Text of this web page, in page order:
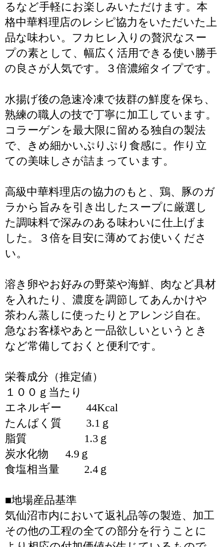
るなど手軽にお楽しみいただけます。本
格中華料理店のレシピ協力をいただいた上
品な味わい。フカヒレ入りの贅沢なスー
プの素として、幅広く活用できる使い勝手
の良さが人気です。３倍濃縮タイプです。
水揚げ後の急速冷凍で抜群の鮮度を保ち、
熟練の職人の技で丁寧に加工しています。
コラーゲンを最大限に留める独自の製法
で、きめ細かいぷりぷり食感に。作り立
ての美味しさが詰まっています。
高級中華料理店の協力のもと、鶏、豚のガ
ラから旨みを引き出したスープに厳選し
た調味料で深みのある味わいに仕上げま
した。３倍を目安に薄めてお使いくださ
い。
溶き卵やお好みの野菜や海鮮、肉など具材
を入れたり、濃度を調節してあんかけや
茶わん蒸しに使ったりとアレンジ自在。
急なお客様やあと一品欲しいというとき
など常備しておくと便利です。
栄養成分（推定値）
１００ｇ当たり
エネルギー 44Kcal
たんぱく質 3.1ｇ
脂質 1.3ｇ
炭水化物 4.9ｇ
食塩相当量 2.4ｇ
■地場産品基準
気仙沼市内において返礼品等の製造、加工
その他の工程の全ての部分を行うことに